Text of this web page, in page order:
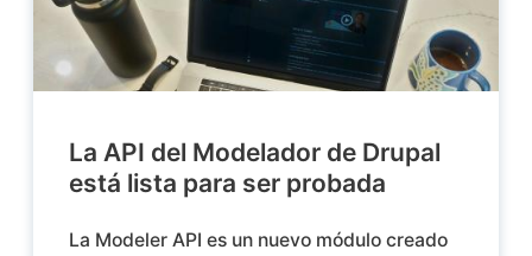
La API del Modelador de Drupal
está lista para ser probada
La Modeler API es un nuevo módulo creado